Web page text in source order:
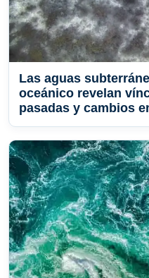
Las aguas
oceánico revelan
pasadas y cambios